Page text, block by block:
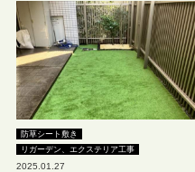
防草シート敷き
リガーデン、エクステリア工事
2025.01.27